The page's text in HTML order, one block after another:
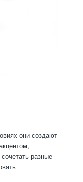
они создают
разные